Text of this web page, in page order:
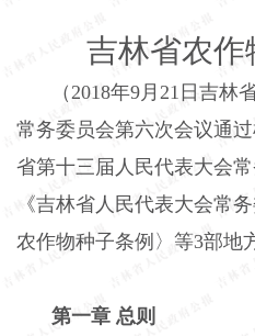
吉林省农作
（ 2018年9月21日吉林
常务委员会第六次会议通
省第十三届人民代表大会
《吉林省人民代表大会常
农作物种子条例〉等3部地
第一章 总则